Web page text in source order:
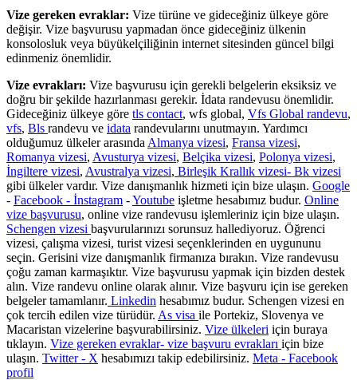
Vize gereken evraklar: Vize türüne ve gideceğiniz ülkeye göre
değişir. Vize başvurusu yapmadan önce gideceğiniz ülkenin
konsolosluk veya büyükelçiliğinin internet sitesinden güncel bilgi
edinmeniz önemlidir.
Vize evrakları: Vize başvurusu için gerekli belgelerin eksiksiz ve
doğru bir şekilde hazırlanması gerekir. İdata randevusu önemlidir.
Gideceğiniz ülkeye göre tls contact, wfs global, Vfs Global randevu,
vfs, Bls randevu ve idata randevularını unutmayın. Yardımcı
olduğumuz ülkeler arasında Almanya vizesi, Fransa vizesi,
Romanya vizesi, Avusturya vizesi, Belçika vizesi, Polonya vizesi,
İngiltere vizesi, Avustralya vizesi, Birleşik Krallık vizesi- Bk vizesi
gibi ülkeler vardır. Vize danışmanlık hizmeti için bize ulaşın. Google
- Facebook - İnstagram -Youtube işletme hesabımız budur. Online
vize başvurusu, online vize randevusu işlemleriniz için bize ulaşın.
Schengen vizesi başvurularınızı sorunsuz hallediyoruz. Öğrenci
vizesi, çalışma vizesi, turist vizesi seçenklerinden en uygununu
seçin. Gerisini vize danışmanlık firmanıza bırakın. Vize randevusu
çoğu zaman karmaşıktır. Vize başvurusu yapmak için bizden destek
alın. Vize randevu online olarak alınır. Vize başvuru için ise gereken
belgeler tamamlanır. Linkedin hesabımız budur. Schengen vizesi en
çok tercih edilen vize türüdür. As visa ile Portekiz, Slovenya ve
Macaristan vizelerine başvurabilirsiniz. Vize ülkeleri için buraya
tıklayın. Vize gereken evraklar- vize başvuru evrakları için bize
ulaşın. Twitter - X hesabımızı takip edebilirsiniz. Meta - Facebook
profil